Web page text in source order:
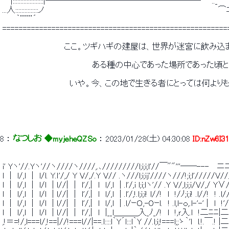
...人:::::::::::::::ノ　　　　　　　　　　　　　　　　　　　　　　　　　　　　　
ここ。ツギハギの建屋は、世界が迷宮に飲み込まれる
ある種の中心であった場所であった頃と、今も
いや。今、この地で生きる者にとっては何よりも大事
8 ： なつしお ◆myjeheQZSo ： 2023/01/28(土) 04:30:08
i' Yヽ'//.Yヽ'//ヽ////ヽ////,.､/////////l;i;i;l'//￣""'''――---　 ニニ!
l　|　l/,l　|　l/l. Y.ｌ'/,/ Y V/,/.Y V// .ヽ///l;i;ij'////ヽ///!;i;l'/////
l　|　l/,l　|　l/l　| l//|　|　l'/,|　l　l/,l　| .l'/,i l;i;lヽ'// .Y V/,l;i;i/V/,/
l　|　l/,l　|　l/l　| l//|　|　l'/,|　l　l/,l　| .l'/,!.l;i;i! l//!　l　!/ﾉ;i;i! .l//!　!
l　|　l/,l　|　l/l　| l//|　|　l'/,|　l　l/,l　| .l/ｰＯ,-Oｰl.　! .l,l-ｏ,.l-'-' |　l
l　|　l/,l　|　l/l　| l//|　|　l'/,|　l　|__l＿＿＿入_ﾉ_/!　l　!,ｒ入.l　!
,!＝=!/,l===l/,!==|//!===l//|==.l::::l｀Y´l:::l｀Y //.l;i;!===l;;ゝ｀'l　l.!.￣.! |二